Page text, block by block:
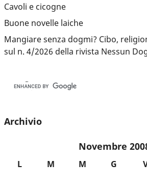
Cavoli e cicogne
Buone novelle laiche
Mangiare senza dogmi? Cibo,
sul n. 4/2026 della rivista Nessun
Archivio
Novembre
L M M G